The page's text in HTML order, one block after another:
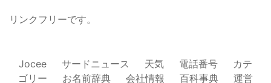
リンクフリーです。
Jocee サードニュース 天気 電話番号
カテ
ゴリー
お名前辞典 会社情報 百科事典 運営